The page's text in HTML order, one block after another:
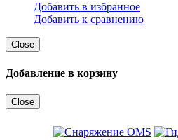
Добавить в избранное
Добавить к сравнению
Close
Добавление в корзину
Close